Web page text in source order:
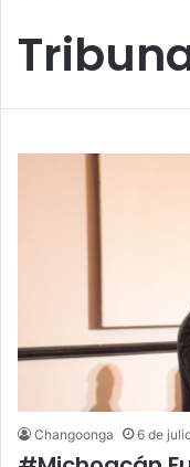
Changoonga 6 de